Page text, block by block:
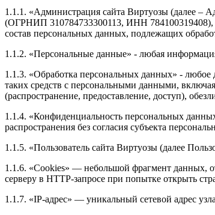
1.1.1. «Администрация сайта Виртуозы (далее –
(ОГРНИП 310784733300113, ИНН 784100319408),
состав персональных данных, подлежащих
1.1.2. «Персональные данные» - любая
1.1.3. «Обработка персональных данных» - любое
таких средств с персональными данными,
(распространение, предоставление, доступ),
1.1.4. «Конфиденциальность персональных
распространения без согласия субъекта
1.1.5. «Пользователь сайта Виртуозы (далее
1.1.6. «Cookies» — небольшой фрагмент данных,
серверу в HTTP-запросе при попытке открыть
1.1.7. «IP-адрес» — уникальный сетевой адрес